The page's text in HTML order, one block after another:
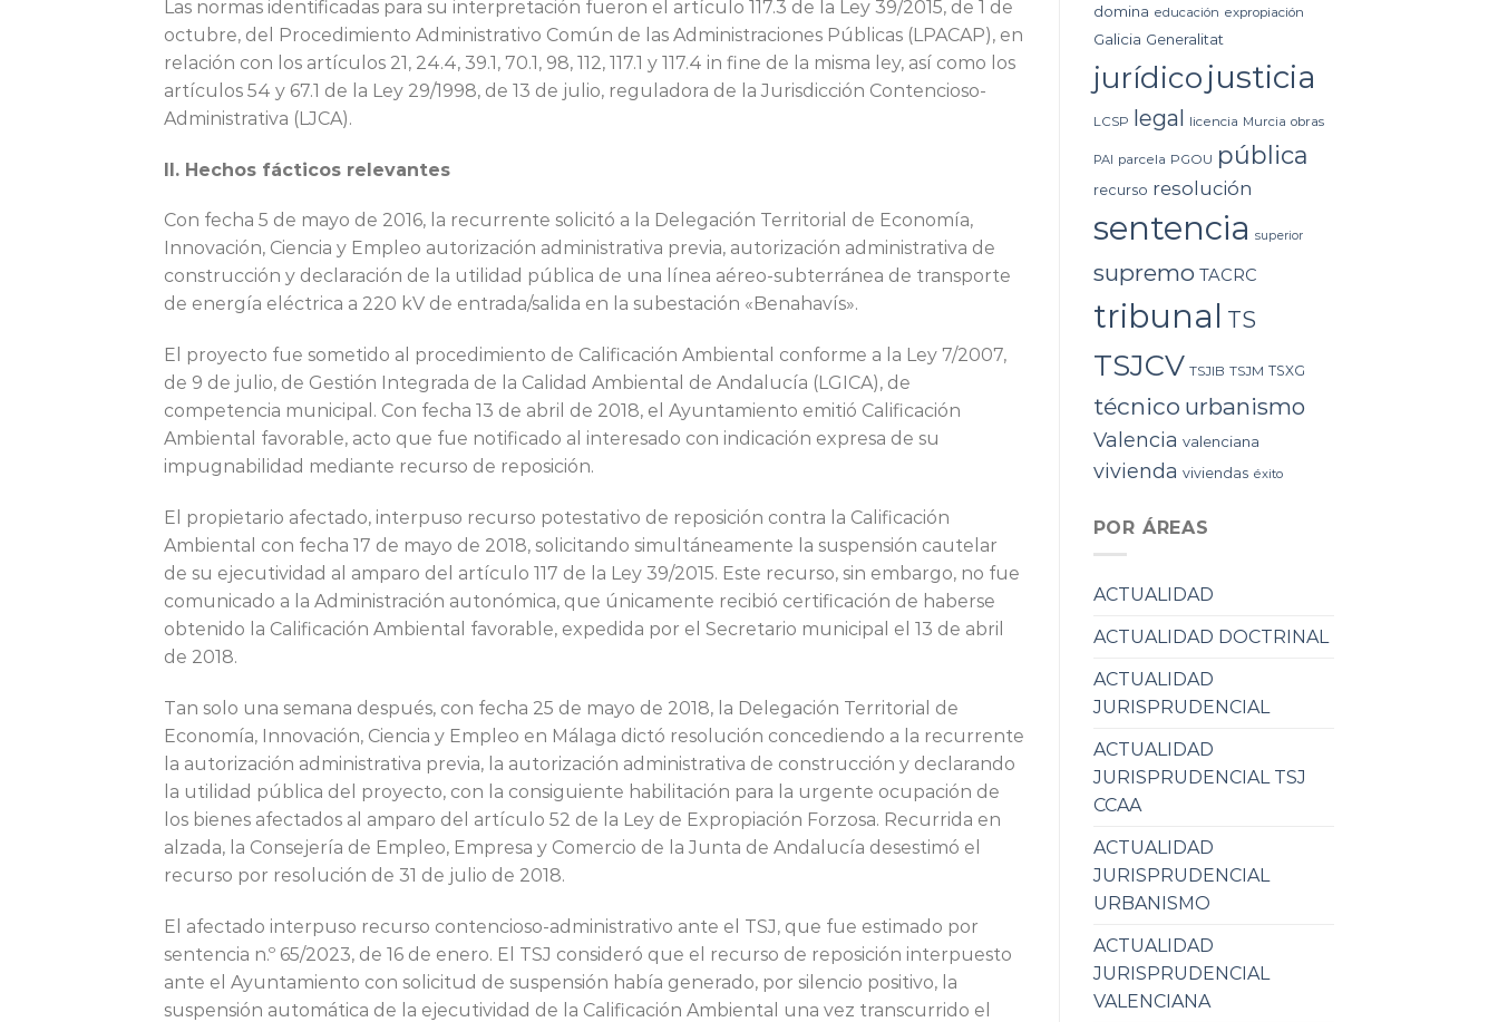
Las normas identificadas para su interpretación fueron el artículo 117.3 de la Ley 39/2015, de 1 de
octubre, del Procedimiento Administrativo Común de las Administraciones Públicas (LPACAP), en
relación con los artículos 21, 24.4, 39.1, 70.1, 98, 112, 117.1 y 117.4 in fine de la misma ley, así como los
artículos 54 y 67.1 de la Ley 29/1998, de 13 de julio, reguladora de la Jurisdicción Contencioso-
Administrativa (LJCA).
II. Hechos fácticos relevantes
Con fecha 5 de mayo de 2016, la recurrente solicitó a la Delegación Territorial de Economía,
Innovación, Ciencia y Empleo autorización administrativa previa, autorización administrativa de
construcción y declaración de la utilidad pública de una línea aéreo-subterránea de transporte
de energía eléctrica a 220 kV de entrada/salida en la subestación «Benahavís».
El proyecto fue sometido al procedimiento de Calificación Ambiental conforme a la Ley 7/2007,
de 9 de julio, de Gestión Integrada de la Calidad Ambiental de Andalucía (LGICA), de
competencia municipal. Con fecha 13 de abril de 2018, el Ayuntamiento emitió Calificación
Ambiental favorable, acto que fue notificado al interesado con indicación expresa de su
impugnabilidad mediante recurso de reposición.
El propietario afectado, interpuso recurso potestativo de reposición contra la Calificación
Ambiental con fecha 17 de mayo de 2018, solicitando simultáneamente la suspensión cautelar
de su ejecutividad al amparo del artículo 117 de la Ley 39/2015. Este recurso, sin embargo, no fue
comunicado a la Administración autonómica, que únicamente recibió certificación de haberse
obtenido la Calificación Ambiental favorable, expedida por el Secretario municipal el 13 de abril
de 2018.
Tan solo una semana después, con fecha 25 de mayo de 2018, la Delegación Territorial de
Economía, Innovación, Ciencia y Empleo en Málaga dictó resolución concediendo a la recurrente
la autorización administrativa previa, la autorización administrativa de construcción y declarando
la utilidad pública del proyecto, con la consiguiente habilitación para la urgente ocupación de
los bienes afectados al amparo del artículo 52 de la Ley de Expropiación Forzosa. Recurrida en
alzada, la Consejería de Empleo, Empresa y Comercio de la Junta de Andalucía desestimó el
recurso por resolución de 31 de julio de 2018.
El afectado interpuso recurso contencioso-administrativo ante el TSJ, que fue estimado por
sentencia n.º 65/2023, de 16 de enero. El TSJ consideró que el recurso de reposición interpuesto
ante el Ayuntamiento con solicitud de suspensión había generado, por silencio positivo, la
suspensión automática de la ejecutividad de la Calificación Ambiental una vez transcurrido el
domina educación expropiación
Galicia Generalitat
jurídico justicia
LCSP legal licencia Murcia obras
PAI parcela PGOU pública
recurso resolución
sentencia superior
supremo TACRC
tribunal TS
TSJCV TSJIB TSJM TSXG
técnico urbanismo
Valencia valenciana
vivienda viviendas éxito
POR ÁREAS
ACTUALIDAD
ACTUALIDAD DOCTRINAL
ACTUALIDAD
JURISPRUDENCIAL
ACTUALIDAD
JURISPRUDENCIAL TSJ
CCAA
ACTUALIDAD
JURISPRUDENCIAL
URBANISMO
ACTUALIDAD
JURISPRUDENCIAL
VALENCIANA